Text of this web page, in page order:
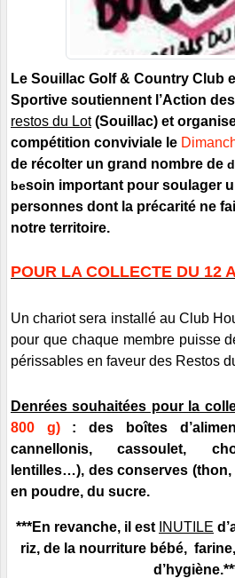
Le Souillac Golf & Country Club
Sportive soutiennent l’Action des
restos du Lot (Souillac) et
compétition conviviale le
de récolter un grand nombre de
besoin important pour soulager
personnes dont la précarité ne
notre territoire.
POUR LA COLLECTE DU 12
Un chariot sera installé au Club
pour que chaque membre puisse
périssables en faveur des Restos
Denrées souhaitées pour la
800 g) :des boîtes d ’
cannellonis, cassoulet,
lentilles…), des conserves (thon,
en poudre, du sucre.
***En revanche, il est INUTILE d ’
riz, de la nourriture bébé,
d ’hygiè